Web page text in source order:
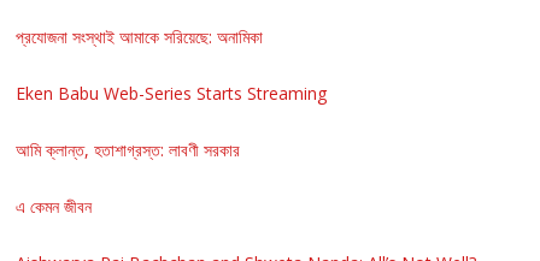
প্রযোজনা সংস্থাই আমাকে সরিয়েছে: অনামিকা
Eken Babu Web-Series Starts Streaming
আমি ক্লান্ত, হতাশাগ্রস্ত: লাবণী সরকার
এ কেমন জীবন